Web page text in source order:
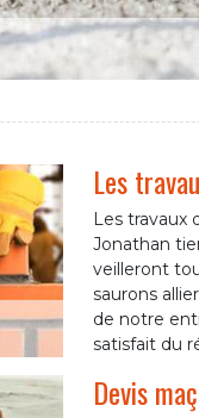
Les
Les travaux
Jonathan
veilleront
saurons
de notre
satisfait du
Devis